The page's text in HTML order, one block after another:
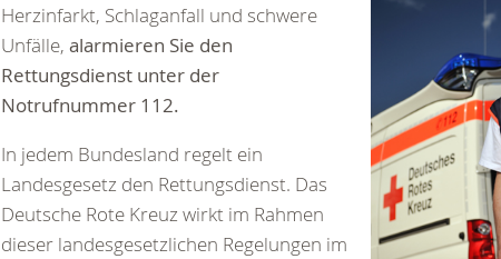
Herzinfarkt, Schlaganfall und schwere
Unfälle, alarmieren Sie den
Rettungsdienst unter der
Notrufnummer 112.
In jedem Bundesland regelt ein
Landesgesetz den Rettungsdienst. Das
Deutsche Rote Kreuz wirkt im Rahmen
dieser landesgesetzlichen Regelungen im